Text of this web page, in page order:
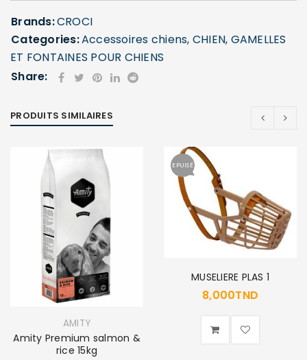
Brands:CROCI
Categories:Accessoires chiens, CHIEN, GAMELLES
ET FONTAINES POUR CHIENS
Share:
PRODUITS SIMILAIRES
AMITY
Amity Premium salmon &
rice 15kg
EPUISÉ
MUSELIERE PLAS 1
8,000TND